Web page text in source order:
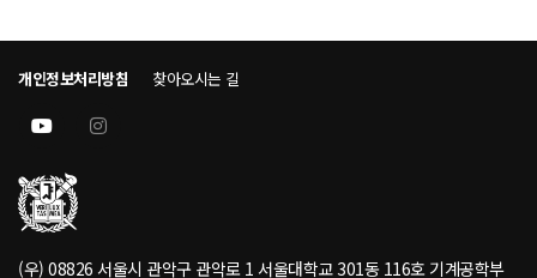
개인정보처리방침 찾아오시는 길
(우) 08826 서울시 관악구 관악로 1 서울대학교 301동 116호 기계공학부